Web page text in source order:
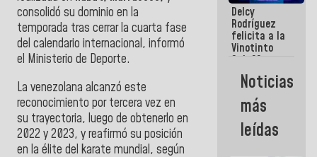
consolidó su dominio en la
temporada tras cerrar la cuarta fase
del calendario internacional, informó
el Ministerio de Deporte.
La venezolana alcanzó este
reconocimiento por tercera vez en
su trayectoria, luego de obtenerlo en
2022 y 2023, y reafirmó su posición
en la élite del karate mundial, según
Aeropuerto
Internacional
de
Maiquetía
Delcy
Rodríguez
felicita a la
Vinotinto
Sub 20
campeona
frente
México Sub
23 en los
Centroamericanos
Noticias
más
leídas